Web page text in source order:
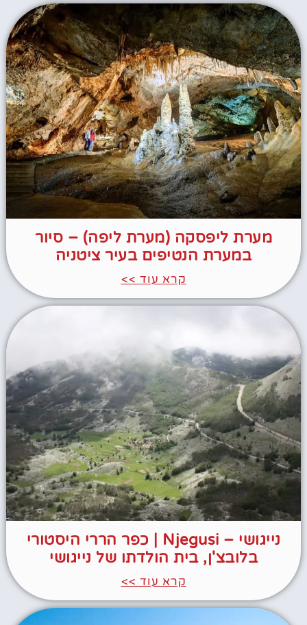
מערת ליפסקה (מערת ליפה) – סיור
במערת הנטיפים בעיר ציטניה
קרא עוד >>
נייגושי – Njegusi | כפר הררי היסטורי
בלובצ'ן, בית הולדתו של נייגושי
קרא עוד >>